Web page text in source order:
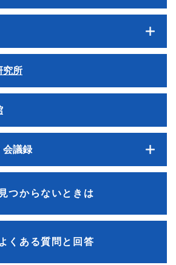
究所
会議録
見つからないときは
よくある質問と回答